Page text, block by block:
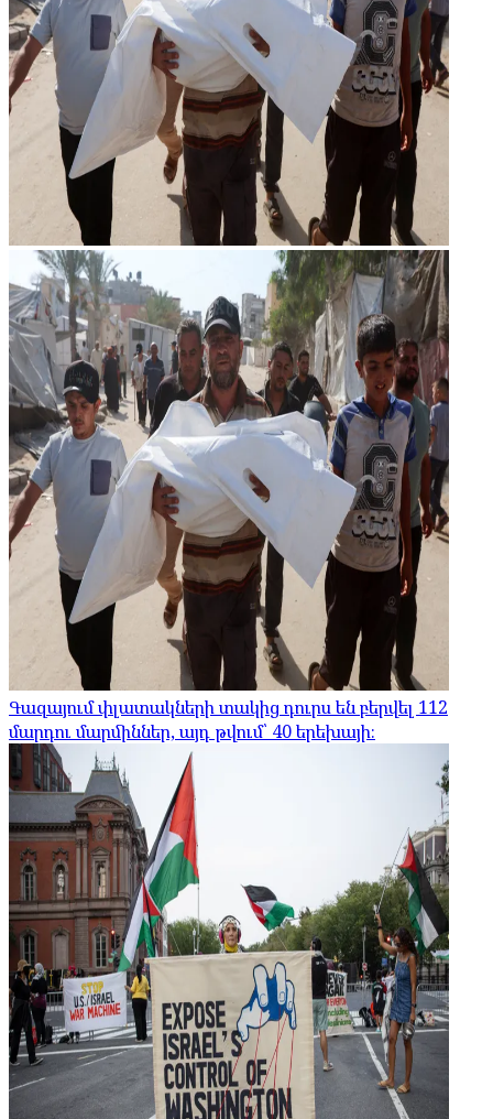
Գազայում փլատակների տակից դուրս են բերվել 112
մարդու մարմիններ, այդ թվում՝ 40 երեխայի։